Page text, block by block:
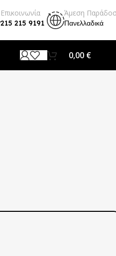
Επικοινωνία
215 215 9191
Άμεση
Πανελλαδικά
0,00 €